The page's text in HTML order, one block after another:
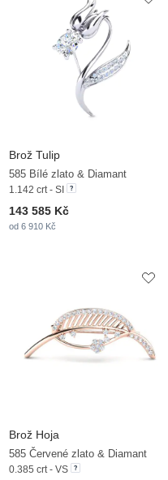
Brož Tulip
585 Bílé zlato & Diamant
1.142 crt - SI
143 585 Kč
od 6 910 Kč
Brož Hoja
585 Červené zlato & Diamant
0.385 crt - VS